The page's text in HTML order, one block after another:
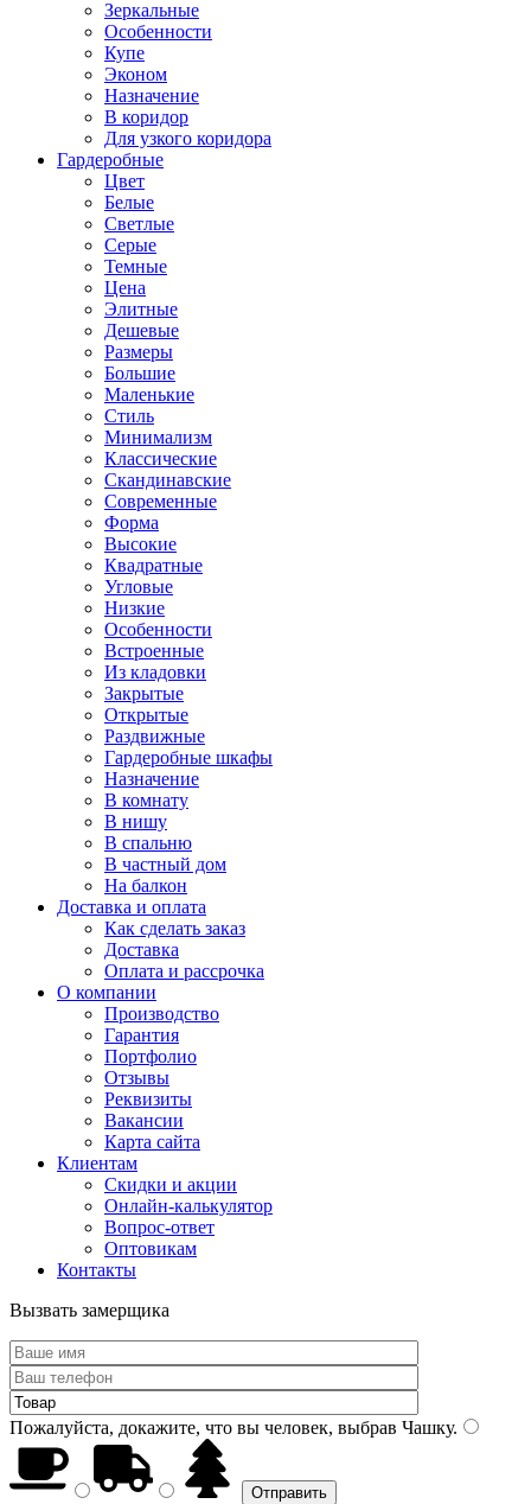
Зеркальные
Особенности
Купе
Эконом
Назначение
В коридор
Для узкого коридора
Гардеробные
Цвет
Белые
Светлые
Серые
Темные
Цена
Элитные
Дешевые
Размеры
Большие
Маленькие
Стиль
Минимализм
Классические
Скандинавские
Современные
Форма
Высокие
Квадратные
Угловые
Низкие
Особенности
Встроенные
Из кладовки
Закрытые
Открытые
Раздвижные
Гардеробные шкафы
Назначение
В комнату
В нишу
В спальню
В частный дом
На балкон
Доставка и оплата
Как сделать заказ
Доставка
Оплата и рассрочка
О компании
Производство
Гарантия
Портфолио
Отзывы
Реквизиты
Вакансии
Карта сайта
Клиентам
Скидки и акции
Онлайн-калькулятор
Вопрос-ответ
Оптовикам
Контакты
Вызвать замерщика
Пожалуйста, докажите, что вы человек, выбрав Чашку.